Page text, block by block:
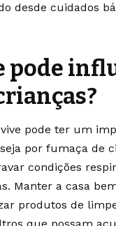
desde cuidados
pode
pode ter um
por fumaça de
condições
Manter a casa
produtos de